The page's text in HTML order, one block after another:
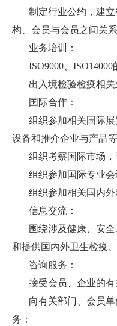
制定行业公约，建
构、会员与会员之间关
业务培训：
ISO9000
ISO14000
出入境检验检疫相关
国际合作：
组织参加相关国际展
设备和推介企业与产品等
组织考察国际市场，
组织参加国际专业会
组织参加相关国内外
信息交流：
围绕涉及健康、安
和提供国内外卫生检疫
咨询服务：
接受会员、企业的有
向有关部门、会员
务；